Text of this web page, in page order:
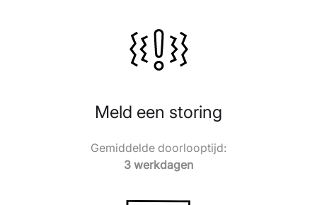
Meld een storing
Gemiddelde doorlooptijd:
3 werkdagen